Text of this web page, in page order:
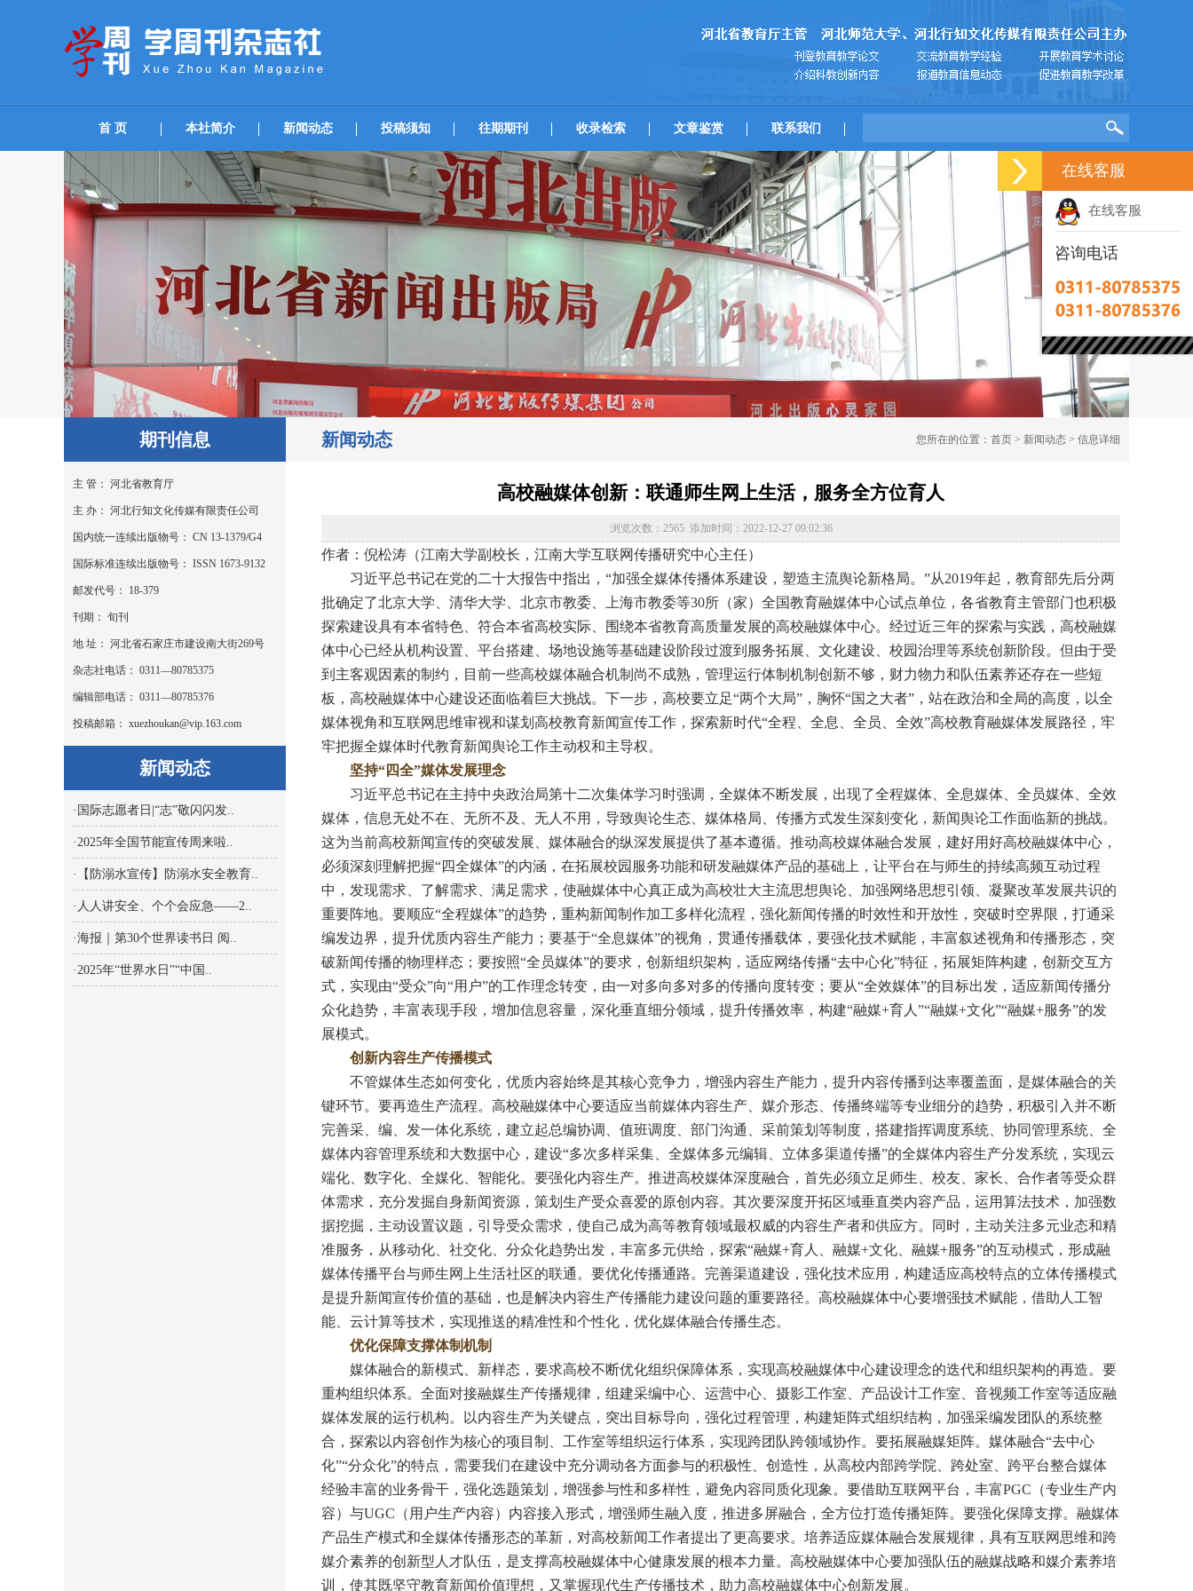
首 页 本社简介 新闻动态 投稿须知 往期期刊 收录检索 文章鉴赏 联系我们
期刊信息
主 管： 河北省教育厅
主 办： 河北行知文化传媒有限责任公司
国内统一连续出版物号： CN 13-1379/G4
国际标准连续出版物号： ISSN 1673-9132
邮发代号： 18-379
刊期： 旬刊
地 址： 河北省石家庄市建设南大街269号
杂志社电话： 0311—80785375
编辑部电话： 0311—80785376
投稿邮箱： xuezhoukan@vip.163.com
新闻动态
·国际志愿者日|“志”敬闪闪发..
·2025年全国节能宣传周来啦..
·【防溺水宣传】防溺水安全教育..
·人人讲安全、个个会应急——2..
·海报｜第30个世界读书日 阅..
·2025年“世界水日”“中国..
新闻动态 您所在的位置： 首页 > 新闻动态 > 信息详细
高校融媒体创新：联通师生网上生活，服务全方位育人
浏览次数：2565 添加时间：2022-12-27 09:02:36
作者：倪松涛（江南大学副校长，江南大学互联网传播研究中心主任）
习近平总书记在党的二十大报告中指出，“加强全媒体传播体系建设，塑造主流舆论新格局。”从2019年起，教育部先后分两
批确定了北京大学、清华大学、北京市教委、上海市教委等30所（家）全国教育融媒体中心试点单位，各省教育主管部门也积极
探索建设具有本省特色、符合本省高校实际、围绕本省教育高质量发展的高校融媒体中心。经过近三年的探索与实践，高校融媒
体中心已经从机构设置、平台搭建、场地设施等基础建设阶段过渡到服务拓展、文化建设、校园治理等系统创新阶段。但由于受
到主客观因素的制约，目前一些高校媒体融合机制尚不成熟，管理运行体制机制创新不够，财力物力和队伍素养还存在一些短
板，高校融媒体中心建设还面临着巨大挑战。下一步，高校要立足“两个大局”，胸怀“国之大者”，站在政治和全局的高度，以全
媒体视角和互联网思维审视和谋划高校教育新闻宣传工作，探索新时代“全程、全息、全员、全效”高校教育融媒体发展路径，牢
牢把握全媒体时代教育新闻舆论工作主动权和主导权。
坚持“四全”媒体发展理念
习近平总书记在主持中央政治局第十二次集体学习时强调，全媒体不断发展，出现了全程媒体、全息媒体、全员媒体、全效
媒体，信息无处不在、无所不及、无人不用，导致舆论生态、媒体格局、传播方式发生深刻变化，新闻舆论工作面临新的挑战。
这为当前高校新闻宣传的突破发展、媒体融合的纵深发展提供了基本遵循。推动高校媒体融合发展，建好用好高校融媒体中心，
必须深刻理解把握“四全媒体”的内涵，在拓展校园服务功能和研发融媒体产品的基础上，让平台在与师生的持续高频互动过程
中，发现需求、了解需求、满足需求，使融媒体中心真正成为高校壮大主流思想舆论、加强网络思想引领、凝聚改革发展共识的
重要阵地。要顺应“全程媒体”的趋势，重构新闻制作加工多样化流程，强化新闻传播的时效性和开放性，突破时空界限，打通采
编发边界，提升优质内容生产能力；要基于“全息媒体”的视角，贯通传播载体，要强化技术赋能，丰富叙述视角和传播形态，突
破新闻传播的物理样态；要按照“全员媒体”的要求，创新组织架构，适应网络传播“去中心化”特征，拓展矩阵构建，创新交互方
式，实现由“受众”向“用户”的工作理念转变，由一对多向多对多的传播向度转变；要从“全效媒体”的目标出发，适应新闻传播分
众化趋势，丰富表现手段，增加信息容量，深化垂直细分领域，提升传播效率，构建“融媒+育人”“融媒+文化”“融媒+服务”的发
展模式。
创新内容生产传播模式
不管媒体生态如何变化，优质内容始终是其核心竞争力，增强内容生产能力，提升内容传播到达率覆盖面，是媒体融合的关
键环节。要再造生产流程。高校融媒体中心要适应当前媒体内容生产、媒介形态、传播终端等专业细分的趋势，积极引入并不断
完善采、编、发一体化系统，建立起总编协调、值班调度、部门沟通、采前策划等制度，搭建指挥调度系统、协同管理系统、全
媒体内容管理系统和大数据中心，建设“多次多样采集、全媒体多元编辑、立体多渠道传播”的全媒体内容生产分发系统，实现云
端化、数字化、全媒化、智能化。要强化内容生产。推进高校媒体深度融合，首先必须立足师生、校友、家长、合作者等受众群
体需求，充分发掘自身新闻资源，策划生产受众喜爱的原创内容。其次要深度开拓区域垂直类内容产品，运用算法技术，加强数
据挖掘，主动设置议题，引导受众需求，使自己成为高等教育领域最权威的内容生产者和供应方。同时，主动关注多元业态和精
准服务，从移动化、社交化、分众化趋势出发，丰富多元供给，探索“融媒+育人、融媒+文化、融媒+服务”的互动模式，形成融
媒体传播平台与师生网上生活社区的联通。要优化传播通路。完善渠道建设，强化技术应用，构建适应高校特点的立体传播模式
是提升新闻宣传价值的基础，也是解决内容生产传播能力建设问题的重要路径。高校融媒体中心要增强技术赋能，借助人工智
能、云计算等技术，实现推送的精准性和个性化，优化媒体融合传播生态。
优化保障支撑体制机制
媒体融合的新模式、新样态，要求高校不断优化组织保障体系，实现高校融媒体中心建设理念的迭代和组织架构的再造。要
重构组织体系。全面对接融媒生产传播规律，组建采编中心、运营中心、摄影工作室、产品设计工作室、音视频工作室等适应融
媒体发展的运行机构。以内容生产为关键点，突出目标导向，强化过程管理，构建矩阵式组织结构，加强采编发团队的系统整
合，探索以内容创作为核心的项目制、工作室等组织运行体系，实现跨团队跨领域协作。要拓展融媒矩阵。媒体融合“去中心
化”“分众化”的特点，需要我们在建设中充分调动各方面参与的积极性、创造性，从高校内部跨学院、跨处室、跨平台整合媒体
经验丰富的业务骨干，强化选题策划，增强参与性和多样性，避免内容同质化现象。要借助互联网平台，丰富PGC（专业生产内
容）与UGC（用户生产内容）内容接入形式，增强师生融入度，推进多屏融合，全方位打造传播矩阵。要强化保障支撑。融媒体
产品生产模式和全媒体传播形态的革新，对高校新闻工作者提出了更高要求。培养适应媒体融合发展规律，具有互联网思维和跨
媒介素养的创新型人才队伍，是支撑高校融媒体中心健康发展的根本力量。高校融媒体中心要加强队伍的融媒战略和媒介素养培
训，使其既坚守教育新闻价值理想，又掌握现代生产传播技术，助力高校融媒体中心创新发展。
在线客服
在线客服
咨询电话